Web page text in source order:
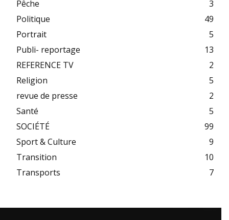
Pêche
3
Politique
49
Portrait
5
Publi- reportage
13
REFERENCE TV
2
Religion
5
revue de presse
2
Santé
5
SOCIÉTÉ
99
Sport & Culture
9
Transition
10
Transports
7